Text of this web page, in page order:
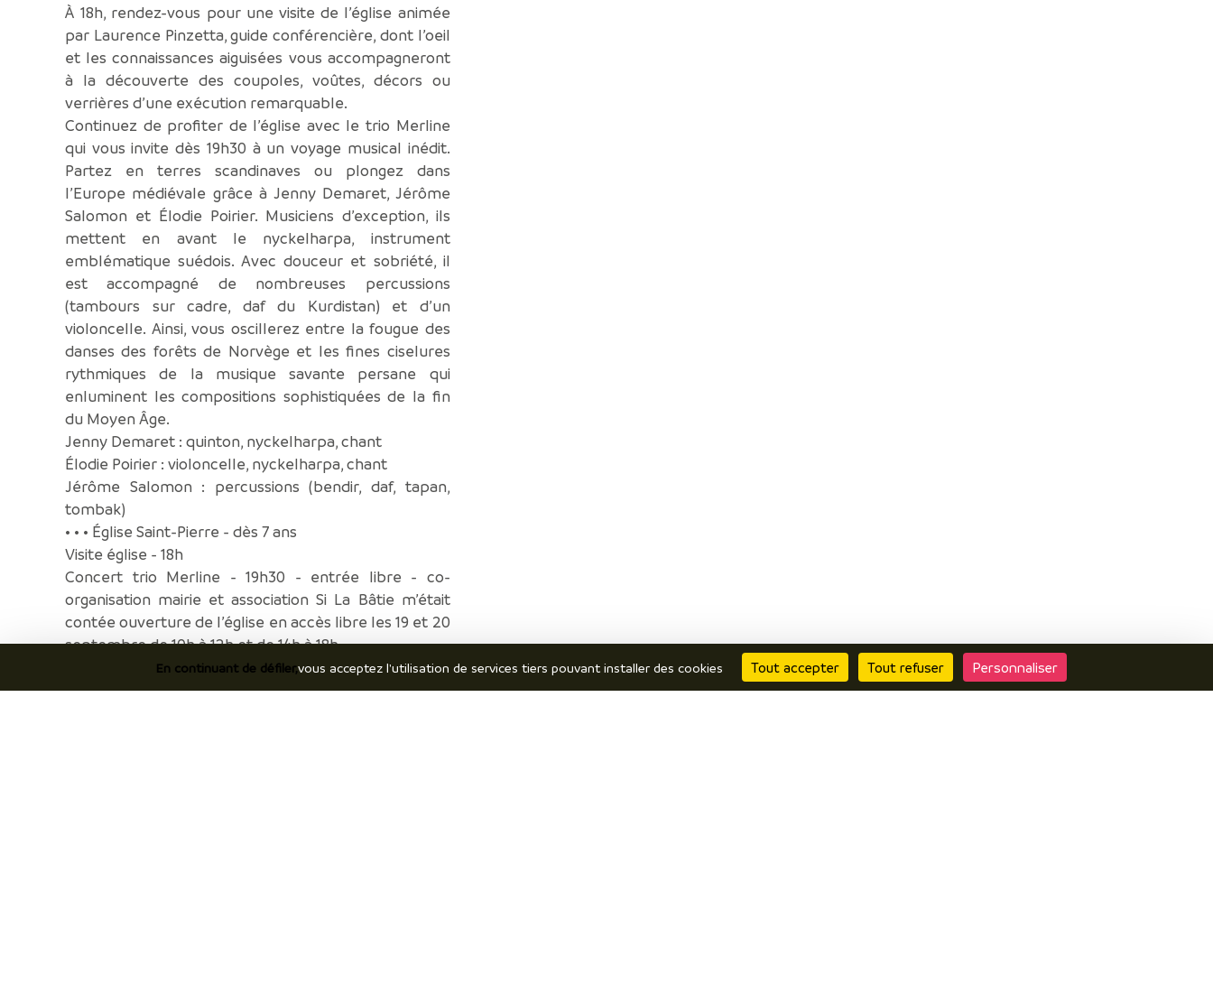
À 18h, rendez-vous pour une visite de l’église animée
par Laurence Pinzetta, guide conférencière, dont l’oeil
et les connaissances aiguisées vous accompagneront
à la découverte des coupoles, voûtes, décors ou
verrières d’une exécution remarquable.
Continuez de profiter de l’église avec le trio Merline
qui vous invite dès 19h30 à un voyage musical inédit.
Partez en terres scandinaves ou plongez dans
l’Europe médiévale grâce à Jenny Demaret, Jérôme
Salomon et Élodie Poirier. Musiciens d’exception, ils
mettent en avant le nyckelharpa, instrument
emblématique suédois. Avec douceur et sobriété, il
est accompagné de nombreuses percussions
(tambours sur cadre, daf du Kurdistan) et d’un
violoncelle. Ainsi, vous oscillerez entre la fougue des
danses des forêts de Norvège et les fines ciselures
rythmiques de la musique savante persane qui
enluminent les compositions sophistiquées de la fin
du Moyen Âge.
Jenny Demaret : quinton, nyckelharpa, chant
Élodie Poirier : violoncelle, nyckelharpa, chant
Jérôme Salomon : percussions (bendir, daf, tapan,
tombak)
• • • Église Saint-Pierre - dès 7 ans
Visite église - 18h
Concert trio Merline - 19h30 - entrée libre - co-
organisation mairie et association Si La Bâtie m’était
contée ouverture de l’église en accès libre les 19 et 20
septembre de 10h à 12h et de 14h à 18h • • •
En continuant de défiler,vous acceptez l'utilisation de services tiers pouvant installer des cookies Tout accepter Tout refuser Personnaliser